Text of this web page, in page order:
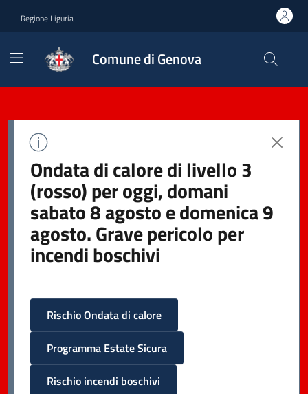
Regione Liguria
Comune di Genova
Ondata di calore di livello 3
(rosso) per oggi, domani
sabato 8 agosto e domenica 9
agosto. Grave pericolo per
incendi boschivi
Rischio Ondata di calore
Programma Estate Sicura
Rischio incendi boschivi